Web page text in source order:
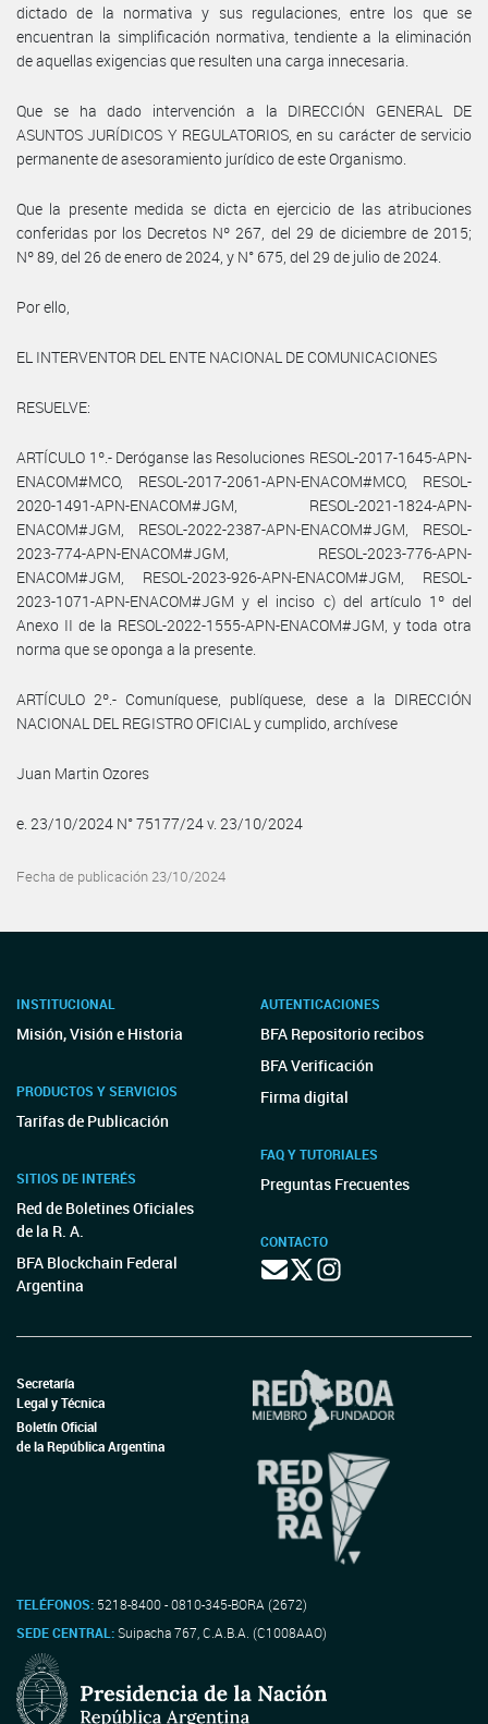
dictado de la normativa y sus regulaciones, entre los que se
encuentran la simplificación normativa, tendiente a la eliminación
de aquellas exigencias que resulten una carga innecesaria.
Que se ha dado intervención a la DIRECCIÓN GENERAL DE
ASUNTOS JURÍDICOS Y REGULATORIOS, en su carácter de servicio
permanente de asesoramiento jurídico de este Organismo.
Que la presente medida se dicta en ejercicio de las atribuciones
conferidas por los Decretos Nº 267, del 29 de diciembre de 2015;
Nº 89, del 26 de enero de 2024, y N° 675, del 29 de julio de 2024.
Por ello,
EL INTERVENTOR DEL ENTE NACIONAL DE COMUNICACIONES
RESUELVE:
ARTÍCULO 1º.- Deróganse las Resoluciones RESOL-2017-1645-APN-
ENACOM#MCO, RESOL-2017-2061-APN-ENACOM#MCO, RESOL-
2020-1491-APN-ENACOM#JGM, RESOL-2021-1824-APN-
ENACOM#JGM, RESOL-2022-2387-APN-ENACOM#JGM, RESOL-
2023-774-APN-ENACOM#JGM, RESOL-2023-776-APN-
ENACOM#JGM, RESOL-2023-926-APN-ENACOM#JGM, RESOL-
2023-1071-APN-ENACOM#JGM y el inciso c) del artículo 1º del
Anexo II de la RESOL-2022-1555-APN-ENACOM#JGM, y toda otra
norma que se oponga a la presente.
ARTÍCULO 2º.- Comuníquese, publíquese, dese a la DIRECCIÓN
NACIONAL DEL REGISTRO OFICIAL y cumplido, archívese
Juan Martin Ozores
e. 23/10/2024 N° 75177/24 v. 23/10/2024
Fecha de publicación 23/10/2024
INSTITUCIONAL
Misión, Visión e Historia
PRODUCTOS Y SERVICIOS
Tarifas de Publicación
SITIOS DE INTERÉS
Red de Boletines Oficiales
de la R. A.
BFA Blockchain Federal
Argentina
AUTENTICACIONES
BFA Repositorio recibos
BFA Verificación
Firma digital
FAQ Y TUTORIALES
Preguntas Frecuentes
CONTACTO
Secretaría
Legal y Técnica
Boletín Oficial
de la República Argentina
TELÉFONOS: 5218-8400 - 0810-345-BORA (2672)
SEDE CENTRAL:Suipacha 767, C.A.B.A. (C1008AAO)